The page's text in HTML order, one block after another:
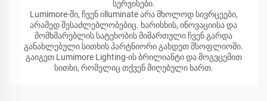
სერვისები.
Lumimore-ში, ჩვენ იlluminate არა მხოლოდ სივრცეები,
არამედ შესაძლებლობებიც. ხარისხის, ინოვაციისა და
მომხმარებლის სატეხობის მიმართული ჩვენ გარდა
განახლებული სითხის პარტნიორი გახდეთ მსოფლიოში.
გაიგეთ Lumimore Lighting-ის ბრილიანტი და მოგვცემით
სითხი, რომელიც თქვენ მიღებული ხართ.